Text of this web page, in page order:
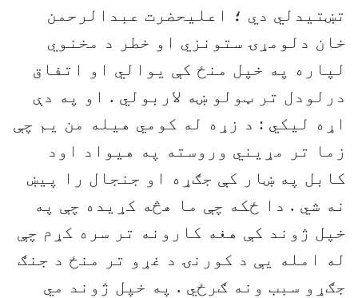
تښتيدلي دي ؛ اعليحضرت عبدالرحمن
خان دلومړۍ ستونزي او خطر د مخنوي
لپاره په خپل منځ کې يوالي او اتفاق
درلودل تر ټولو ښه لاربولي . او په دې
اړه ليکي : د زړه له کومي هيله من يم چې
زما تر مړيني وروسته په هيواد اود
کابل په ښار کې جګړه او جنجال را پيښ
نه شي . دا ځکه چې ما هڅه کړيده چې په
خپل ژوند کې هغه کارونه تر سره کړم چې
له امله يې د کورنۍ د غړو تر منځ د جنګ
جګړو سبب ونه ګرځي . په خپل ژوند مي